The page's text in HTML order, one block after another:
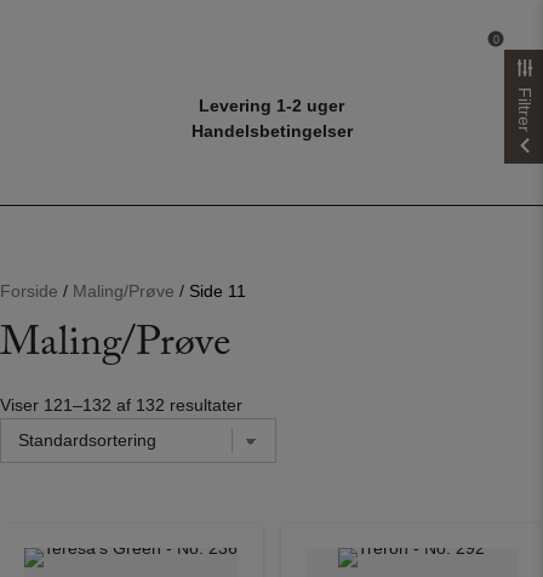
0
0
Levering 1-2 uger
Handelsbetingelser
Forside / Maling/Prøve / Side 11
Maling/Prøve
Viser 121–132 af 132 resultater
Filtrer